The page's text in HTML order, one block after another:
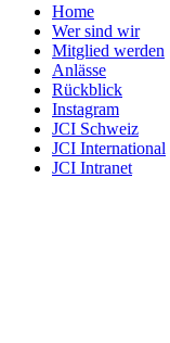
Home
Wer sind wir
Mitglied werden
Anlässe
Rückblick
Instagram
JCI Schweiz
JCI International
JCI Intranet